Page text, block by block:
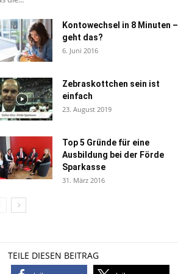
Kontowechsel in 8 Minuten –
geht das?
6. Juni 2016
Zebraskottchen sein ist
einfach
23. August 2019
Top 5 Gründe für eine
Ausbildung bei der Förde
Sparkasse
31. März 2016
TEILE DIESEN BEITRAG